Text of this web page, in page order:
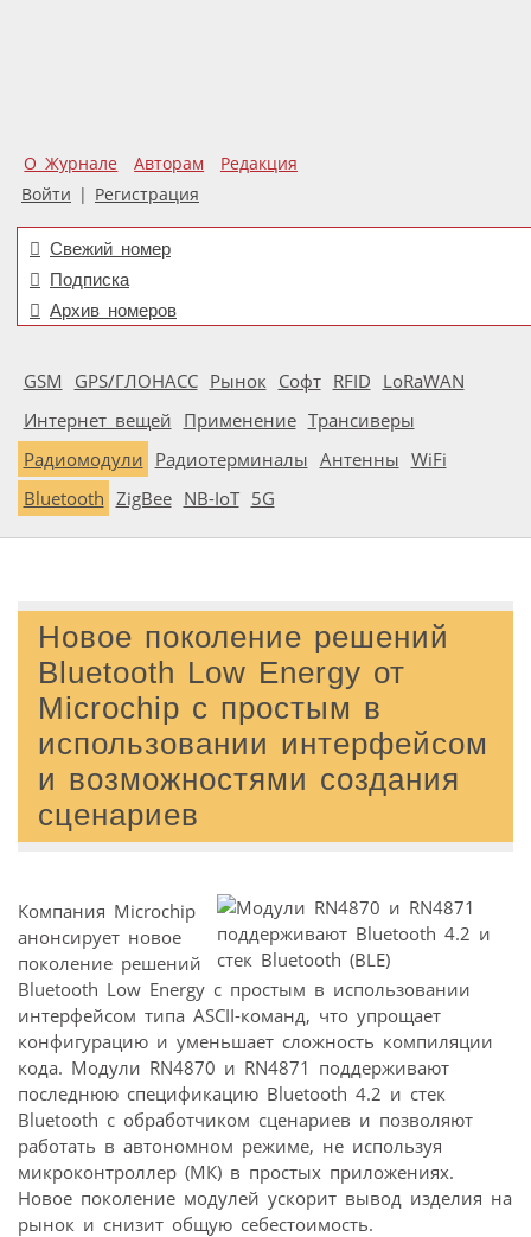
О Журнале Авторам
Редакция
Войти | Регистрация
Свежий номер
Подписка
Архив номеров
GSM GPS/ГЛОНАСС Рынок Софт RFID LoRaWAN
Интернет вещей Применение Трансиверы
Радиомодули Радиотерминалы Антенны WiFi
Bluetooth ZigBee NB-IoT 5G
Новое поколение решений
Bluetooth Low Energy от
Microchip с простым в
использовании интерфейсом
и возможностями создания
сценариев
Компания Microchip
анонсирует новое
поколение решений
Bluetooth Low Energy с простым в использовании
интерфейсом типа ASCII-команд, что упрощает
конфигурацию и уменьшает сложность компиляции
кода. Модули RN4870 и RN4871 поддерживают
последнюю спецификацию Bluetooth 4.2 и стек
Bluetooth с обработчиком сценариев и позволяют
работать в автономном режиме, не используя
микроконтроллер (МК) в простых приложениях.
Новое поколение модулей ускорит вывод изделия на
рынок и снизит общую себестоимость.